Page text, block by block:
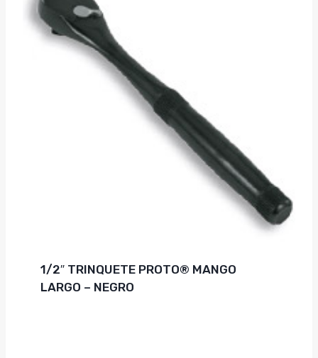
1/2″ TRINQUETE PROTO® MANGO
LARGO – NEGRO